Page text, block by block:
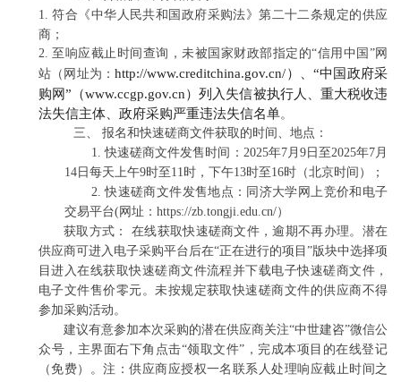
1.符合《中华人民共和国政府采购法》第二十二条规定的供应
商；
2. 至响应截止时间查询 ，未被国家财政部指定的“信用中国”网
站（网址为：http://www.creditchina.gov.cn/）、“中国政府采
购网”（www.ccgp.gov.cn）列入失信被执行人、重大税收违
法失信主体、政府采购严重违法失信名单。
三、 报名和快速磋商文件获取的时间、地点：
1.快速磋商文件发售时间： 2025年7月 9日至2025年7月
14 日 每天上午9时至11时，下午13时至16时 （北京时间）
；
2.快速磋商文件发售地点： 同济大学网上竞价和电子
交易平台(网址：https://zb.tongji.edu.cn/）
获取方式：
在线获取快速磋商文件，逾期不再办理。潜在
供应商可进入电子采购平台后在“正在进行的项目”版块中选择项
目进入在线获取快速磋商文件流程并下载电子快速磋商文件，
电子文件售价零元。未按规定获取快速磋商文件的供应商不得
参加采购活动。
建议有意参加本次采购的潜在供应商关注“中世建咨”微信公
众号，主界面右下角点击“领取文件”，完成本项目的在线登记
（免费）。注：供应商应授权一名联系人处理响应截止时间之